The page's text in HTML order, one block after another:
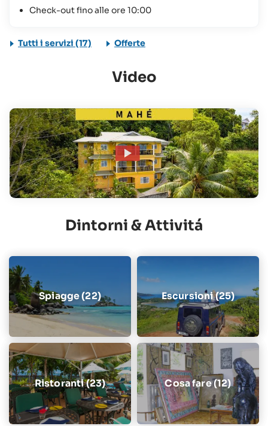
Check-out fino alle ore 10:00
Tutti i servizi (17) Offerte
Video
Dintorni & Attivitá
Spiagge (22) Escursioni (25)
Ristoranti (23) Cosa fare (12)